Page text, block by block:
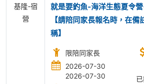
基隆-宿
營
就是要釣魚-海洋生態夏令
【請陪同家長報名時，在備
稱】
限陪同家長
2026-07-30
2026-07-30